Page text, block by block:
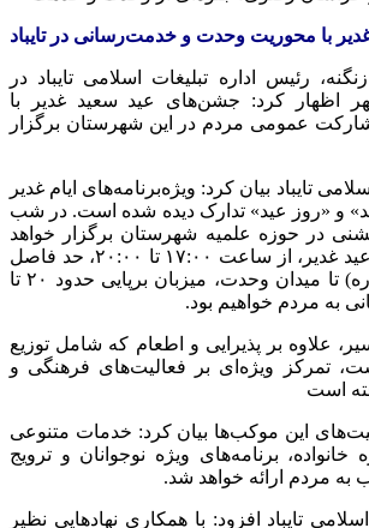
با محوریت وحدت و خدمت‌رسانی در تایباد
رئیس اداره تبلیغات اسلامی تایباد در
اظهار کرد: جشن‌های عید سعید غدیر با
عمومی مردم در این شهرستان برگزار
تایباد بیان کرد: ویژه‌برنامه‌های ایام غدیر
و «روز عید» تدارک دیده شده است. در شب
در حوزه علمیه شهرستان برگزار خواهد
شد. همچنین در روز عید غدیر، از ساعت ۱۷:۰۰ تا ۲۰:۰۰، حد فاصل
خیابان امام خمینی (ره) تا میدان وحدت، میزبان برپایی حدود ۲۰ تا
علاوه بر پذیرایی و اطعام که شامل توزیع
تمرکز ویژه‌ای بر فعالیت‌های فرهنگی و
است
این موکب‌ها بیان کرد: خدمات متنوعی
برنامه‌های ویژه نوجوانان و ترویج
مردم ارائه خواهد شد.
تایباد افزود: با همکاری نهادهایی نظیر